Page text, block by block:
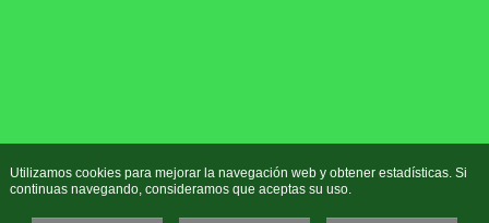
Utilizamos cookies para mejorar la navegación web y obtener estadísticas. Si
continuas navegando, consideramos que aceptas su uso.